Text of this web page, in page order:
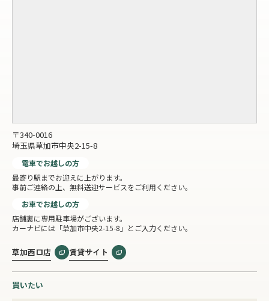
〒340-0016
埼玉県草加市中央2-15-8
電車でお越しの方
最寄り駅までお迎えに上がります。
事前ご連絡の上、無料送迎サービスをご利用ください。
お車でお越しの方
店舗裏に専用駐車場がございます。
カーナビには「草加市中央2-15-8」とご入力ください。
草加西口店 賃貸サイト
買いたい